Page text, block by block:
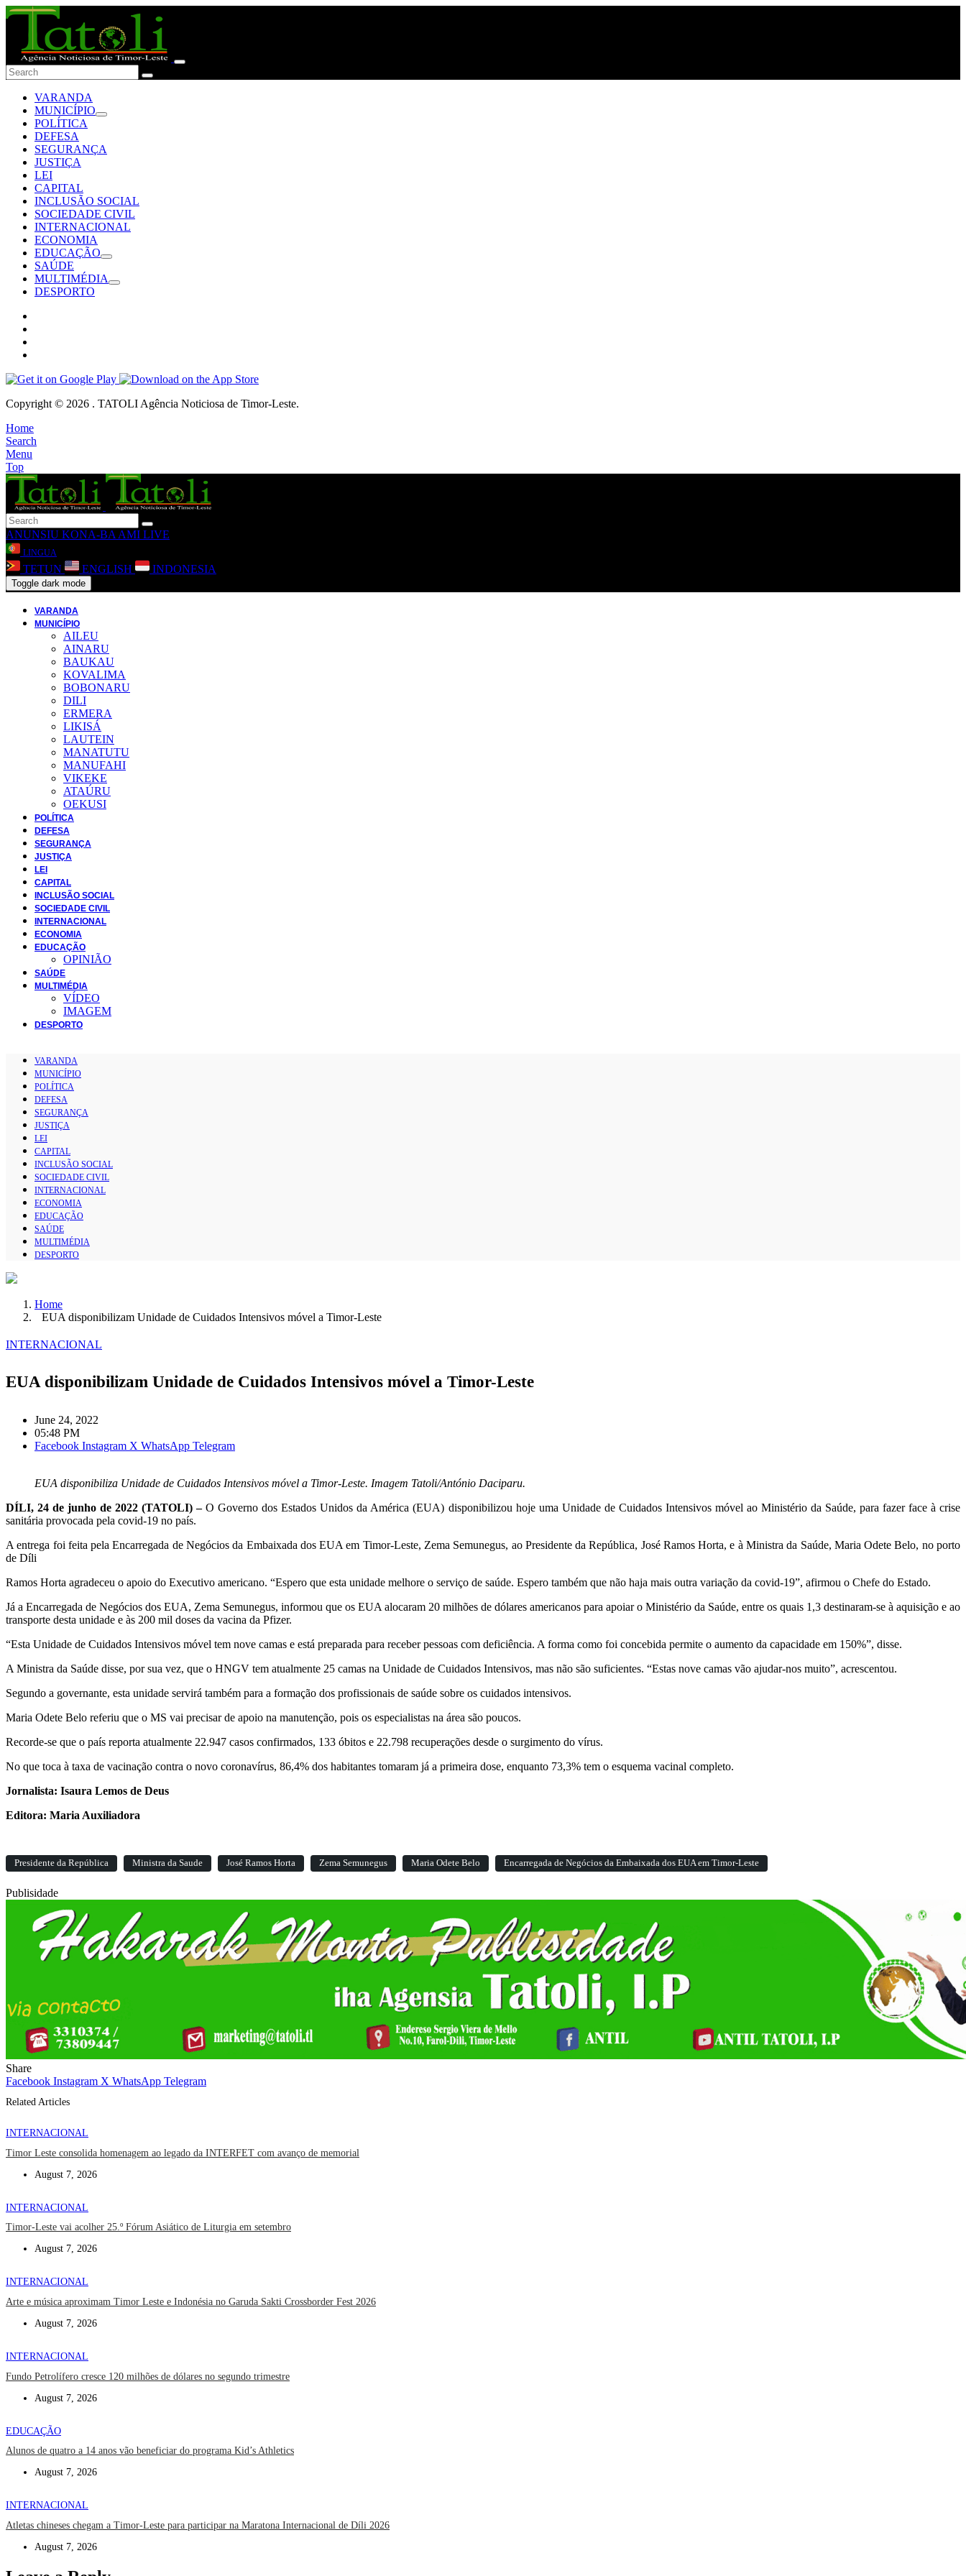
VARANDA
MUNICÍPIO
POLÍTICA
DEFESA
SEGURANÇA
JUSTIÇA
LEI
CAPITAL
INCLUSÃO SOCIAL
SOCIEDADE CIVIL
INTERNACIONAL
ECONOMIA
EDUCAÇÃO
SAÚDE
MULTIMÉDIA
DESPORTO
Copyright © 2026 . TATOLI Agência Noticiosa de Timor-Leste.
Home
Search
Menu
Top
ANUNSIU KONA-BA AMI LIVE
LINGUA
TETUN ENGLISH INDONESIA
Toggle dark mode
VARANDA
MUNICÍPIO
AILEU
AINARU
BAUKAU
KOVALIMA
BOBONARU
DILI
ERMERA
LIKISÁ
LAUTEIN
MANATUTU
MANUFAHI
VIKEKE
ATAÚRU
OEKUSI
POLÍTICA
DEFESA
SEGURANÇA
JUSTIÇA
LEI
CAPITAL
INCLUSÃO SOCIAL
SOCIEDADE CIVIL
INTERNACIONAL
ECONOMIA
EDUCAÇÃO
OPINIÃO
SAÚDE
MULTIMÉDIA
VÍDEO
IMAGEM
DESPORTO
VARANDA
MUNICÍPIO
POLÍTICA
DEFESA
SEGURANÇA
JUSTIÇA
LEI
CAPITAL
INCLUSÃO SOCIAL
SOCIEDADE CIVIL
INTERNACIONAL
ECONOMIA
EDUCAÇÃO
SAÚDE
MULTIMÉDIA
DESPORTO
Home
EUA disponibilizam Unidade de Cuidados Intensivos móvel a Timor-Leste
INTERNACIONAL
EUA disponibilizam Unidade de Cuidados Intensivos móvel a Timor-Leste
June 24, 2022
05:48 PM
Facebook Instagram X WhatsApp Telegram
EUA disponibiliza Unidade de Cuidados Intensivos móvel a Timor-Leste. Imagem Tatoli/António Daciparu.
DÍLI, 24 de junho de 2022 (TATOLI) –O Governo dos Estados Unidos da América (EUA) disponibilizou hoje uma Unidade de Cuidados Intensivos móvel ao Ministério da Saúde, para fazer face à crise
sanitária provocada pela covid-19 no país.
A entrega foi feita pela Encarregada de Negócios da Embaixada dos EUA em Timor-Leste, Zema Semunegus, ao Presidente da República, José Ramos Horta, e à Ministra da Saúde, Maria Odete Belo, no porto
de Díli
Ramos Horta agradeceu o apoio do Executivo americano. “Espero que esta unidade melhore o serviço de saúde. Espero também que não haja mais outra variação da covid-19”, afirmou o Chefe do Estado.
Já a Encarregada de Negócios dos EUA, Zema Semunegus, informou que os EUA alocaram 20 milhões de dólares americanos para apoiar o Ministério da Saúde, entre os quais 1,3 destinaram-se à aquisição e ao
transporte desta unidade e às 200 mil doses da vacina da Pfizer.
“Esta Unidade de Cuidados Intensivos móvel tem nove camas e está preparada para receber pessoas com deficiência. A forma como foi concebida permite o aumento da capacidade em 150%”, disse.
A Ministra da Saúde disse, por sua vez, que o HNGV tem atualmente 25 camas na Unidade de Cuidados Intensivos, mas não são suficientes. “Estas nove camas vão ajudar-nos muito”, acrescentou.
Segundo a governante, esta unidade servirá também para a formação dos profissionais de saúde sobre os cuidados intensivos.
Maria Odete Belo referiu que o MS vai precisar de apoio na manutenção, pois os especialistas na área são poucos.
Recorde-se que o país reporta atualmente 22.947 casos confirmados, 133 óbitos e 22.798 recuperações desde o surgimento do vírus.
No que toca à taxa de vacinação contra o novo coronavírus, 86,4% dos habitantes tomaram já a primeira dose, enquanto 73,3% tem o esquema vacinal completo.
Jornalista: Isaura Lemos de Deus
Editora: Maria Auxiliadora
Presidente da República Ministra da Saude José Ramos Horta Zema Semunegus Maria Odete Belo Encarregada de Negócios da Embaixada dos EUA em Timor-Leste
Publisidade
Share
Facebook Instagram X WhatsApp Telegram
Related Articles
INTERNACIONAL
Timor Leste consolida homenagem ao legado da INTERFET com avanço de memorial
August 7, 2026
INTERNACIONAL
Timor-Leste vai acolher 25.º Fórum Asiático de Liturgia em setembro
August 7, 2026
INTERNACIONAL
Arte e música aproximam Timor Leste e Indonésia no Garuda Sakti Crossborder Fest 2026
August 7, 2026
INTERNACIONAL
Fundo Petrolífero cresce 120 milhões de dólares no segundo trimestre
August 7, 2026
EDUCAÇÃO
Alunos de quatro a 14 anos vão beneficiar do programa Kid’s Athletics
August 7, 2026
INTERNACIONAL
Atletas chineses chegam a Timor-Leste para participar na Maratona Internacional de Díli 2026
August 7, 2026